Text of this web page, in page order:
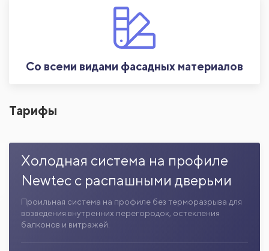
Со всеми видами фасадных материалов
Тарифы
Холодная система на профиле
Newtec с распашными дверьми
Проильная система на профиле без терморазрыва для
возведения внутренних перегородок, остекления
балконов и витражей.